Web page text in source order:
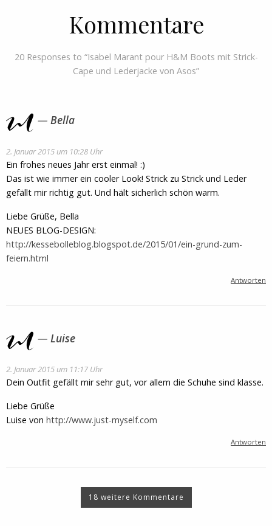
Kommentare
20 Responses to “Isabel Marant pour H&M Boots mit Strick-
Cape und Lederjacke von Asos”
Bella
2. Januar 2015 um 10:28 Uhr
Ein frohes neues Jahr erst einmal! :)
Das ist wie immer ein cooler Look! Strick zu Strick und Leder
gefällt mir richtig gut. Und hält sicherlich schön warm.
Liebe Grüße, Bella
NEUES BLOG-DESIGN:
http://kessebolleblog.blogspot.de/2015/01/ein-grund-zum-
feiern.html
Antworten
Luise
2. Januar 2015 um 11:17 Uhr
Dein Outfit gefällt mir sehr gut, vor allem die Schuhe sind klasse.
Liebe Grüße
Luise von http://www.just-myself.com
Antworten
18 weitere Kommentare